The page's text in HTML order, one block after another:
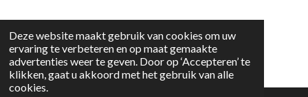
Deze website maakt gebruik van cookies om uw
ervaring te verbeteren en op maat gemaakte
advertenties weer te geven. Door op ‘Accepteren’ te
klikken, gaat u akkoord met het gebruik van alle
cookies.